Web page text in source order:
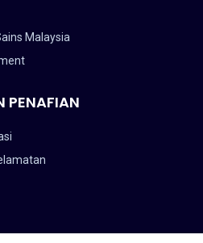
Malaysia
PENAFIAN